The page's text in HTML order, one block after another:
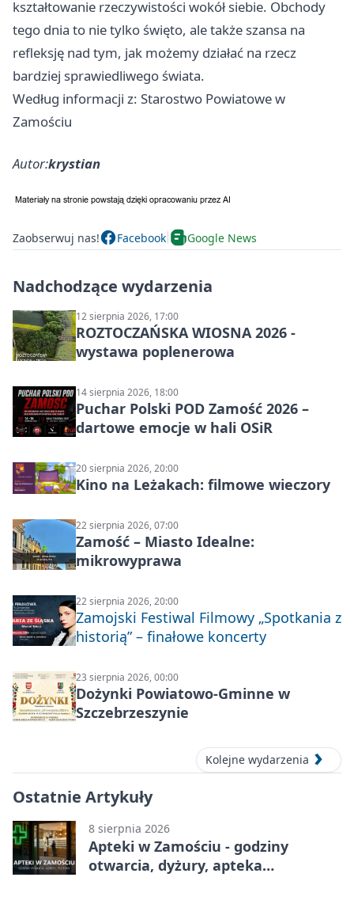
kształtowanie rzeczywistości wokół siebie. Obchody
tego dnia to nie tylko święto, ale także szansa na
refleksję nad tym, jak możemy działać na rzecz
bardziej sprawiedliwego świata.
Według informacji z: Starostwo Powiatowe w
Zamościu
Autor:krystian
Zaobserwuj nas! Facebook Google News
Nadchodzące wydarzenia
12 sierpnia 2026, 17:00
ROZTOCZAŃSKA WIOSNA 2026 -
wystawa poplenerowa
14 sierpnia 2026, 18:00
Puchar Polski POD Zamość 2026 –
dartowe emocje w hali OSiR
20 sierpnia 2026, 20:00
Kino na Leżakach: filmowe wieczory
22 sierpnia 2026, 07:00
Zamość – Miasto Idealne:
mikrowyprawa
22 sierpnia 2026, 20:00
Zamojski Festiwal Filmowy „Spotkania z
historią” – finałowe koncerty
23 sierpnia 2026, 00:00
Dożynki Powiatowo-Gminne w
Szczebrzeszynie
Kolejne wydarzenia
Ostatnie Artykuły
8 sierpnia 2026
Apteki w Zamościu - godziny
otwarcia, dyżury, apteka